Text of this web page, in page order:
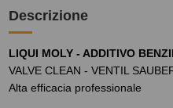
Descrizione
LIQUI MOLY - ADDITIVO
VALVE CLEAN - VENTIL
Alta efficacia professionale